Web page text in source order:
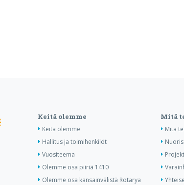
Keitä olemme
Keitä olemme
Hallitus ja toimihenkilöt
Vuositeema
Olemme osa piiriä 1410
Olemme osa kansainvälistä Rotarya
Mitä
Mitä